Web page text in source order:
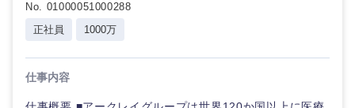
専門職
Webサー
金融専門職
メディカル
不動産専門職
IT・通信
WEBサービス
No. 01000051000288
正社員
1000万
仕事内容